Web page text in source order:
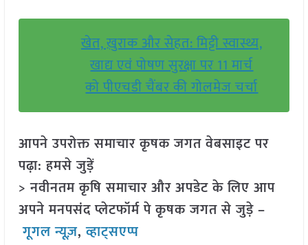
खेत, ख़ुराक और सेहत: मिट्टी स्वास्थ्य,
खाद्य एवं पोषण सुरक्षा पर 11 मार्च
को पीएचडी चैंबर की गोलमेज चर्चा
आपने उपरोक्त समाचार कृषक जगत वेबसाइट पर
पढ़ा: हमसे जुड़ें
> नवीनतम कृषि समाचार और अपडेट के लिए आप
अपने मनपसंद प्लेटफॉर्म पे कृषक जगत से जुड़े –
गूगल न्यूज़,व्हाट्सएप्प